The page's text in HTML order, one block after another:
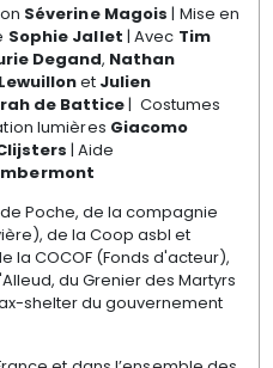
Séverine Magois | Mise en
Sophie Jallet | Avec Tim
Degand, Nathan
et Julien
de Battice| Costumes
lumières Giacomo
| Aide
Poche, de la compagnie
de la Coop asbl et
la COCOF (Fonds d'acteur),
du Grenier des Martyrs
shelter du gouvernement